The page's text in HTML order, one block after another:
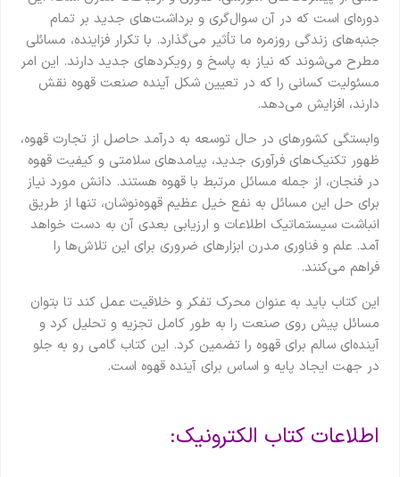
دوره‌ای است که در آن سوال‌گری و برداشت‌های جدید بر تمام
جنبه‌های زندگی روزمره ما تأثیر می‌گذارد. با تکرار فزاینده، مسائلی
مطرح می‌شوند که نیاز به پاسخ و رویکردهای جدید دارند. این امر
مسئولیت کسانی را که در تعیین شکل آینده صنعت قهوه نقش
دارند، افزایش می‌دهد.
وابستگی کشورهای در حال توسعه به درآمد حاصل از تجارت قهوه،
ظهور تکنیک‌های فرآوری جدید، پیامدهای سلامتی و کیفیت قهوه
در فنجان، از جمله مسائل مرتبط با قهوه هستند. دانش مورد نیاز
برای حل این مسائل به نفع خیل عظیم قهوه‌نوشان، تنها از طریق
انباشت سیستماتیک اطلاعات و ارزیابی بعدی آن به دست خواهد
آمد. علم و فناوری مدرن ابزارهای ضروری برای این تلاش‌ها را
فراهم می‌کنند.
این کتاب باید به عنوان محرک تفکر و خلاقیت عمل کند تا بتوان
مسائل پیش روی صنعت را به طور کامل تجزیه و تحلیل کرد و
آینده‌ای سالم برای قهوه را تضمین کرد. این کتاب گامی رو به جلو
در جهت ایجاد پایه و اساس برای آینده قهوه است.
اطلاعات کتاب الکترونیک: